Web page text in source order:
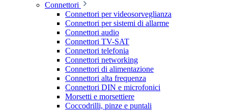
Connettori
Connettori per videosorveglianza
Connettori per sistemi di allarme
Connettori audio
Connettori TV-SAT
Connettori telefonia
Connettori networking
Connettori di alimentazione
Connettori alta frequenza
Connettori DIN e microfonici
Morsetti e morsettiere
Coccodrilli, pinze e puntali